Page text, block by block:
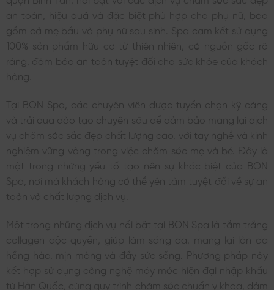
an toàn, hiệu quả và đặc biệt phù hợp cho phụ nữ, bao
gồm cả mẹ bầu và phụ nữ sau sinh. Spa cam kết sử dụng
100% sản phẩm hữu cơ từ thiên nhiên, có nguồn gốc rõ
ràng, đảm bảo an toàn tuyệt đối cho sức khỏe của khách
hàng.
Tại BON Spa, các chuyên viên được tuyển chọn kỹ càng
và trải qua đào tạo chuyên sâu để đảm bảo mang lại dịch
vụ chăm sóc sắc đẹp chất lượng cao, với tay nghề và kinh
nghiệm vững vàng trong việc chăm sóc mẹ và bé. Đây là
một trong những yếu tố tạo nên sự khác biệt của BON
Spa, nơi mà khách hàng có thể yên tâm tuyệt đối về sự an
toàn và chất lượng dịch vụ.
Một trong những dịch vụ nổi bật tại BON Spa là tắm trắng
collagen độc quyền, giúp làm sáng da, mang lại làn da
hồng hào, mịn màng và đầy sức sống. Phương pháp này
kết hợp sử dụng công nghệ máy móc hiện đại nhập khẩu
từ Hàn Quốc, cùng quy trình chăm sóc chuẩn y khoa, đảm